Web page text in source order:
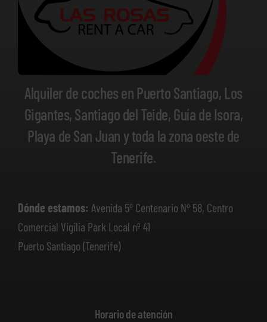
Alquiler de coches en Puerto Santiago, Los
Gigantes, Santiago del Teide, Guía de Isora,
Playa de San Juan y toda la zona oeste de
Tenerife.
Dónde estamos: Avenida 5º Centenario Nº 58, Centro
Comercial Vigilia Park Local nº 41
Puerto Santiago (Tenerife)
Horario de atención